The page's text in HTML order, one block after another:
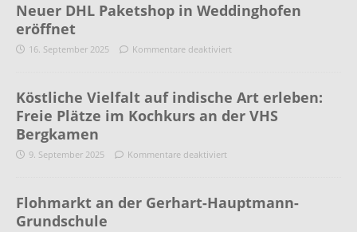
Neuer DHL Paketshop in Weddinghofen
eröffnet
16. September 2025 Kommentare deaktiviert
Köstliche Vielfalt auf indische Art erleben:
Freie Plätze im Kochkurs an der VHS
Bergkamen
9. September 2025 Kommentare deaktiviert
Flohmarkt an der Gerhart-Hauptmann-
Grundschule